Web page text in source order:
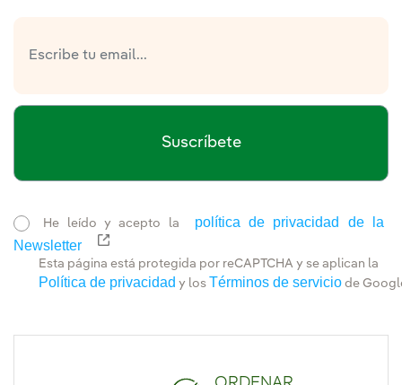
Suscríbete
He leído y acepto la
política de privacidad de la
Newsletter
Enlace externo, se abre en ventana nueva.
Esta página está protegida por reCAPTCHA y se aplican la
Política de privacidad y los Términos de servicio de